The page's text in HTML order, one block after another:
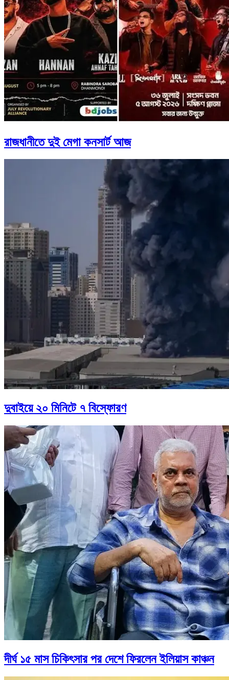
রাজধানীতে দুই মেগা কনসার্ট আজ
দুবাইয়ে ২০ মিনিটে ৭ বিস্ফোরণ
দীর্ঘ ১৫ মাস চিকিৎসার পর দেশে ফিরলেন ইলিয়াস কাঞ্চন